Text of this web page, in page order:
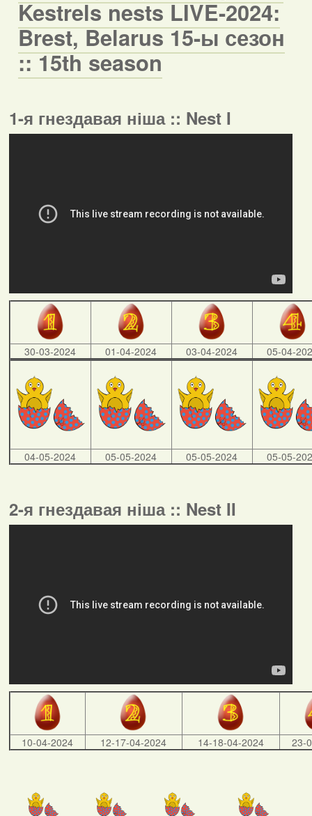
Kestrels nests LIVE-2024:
Brest, Belarus 15-ы сезон
:: 15th season
1-я гнездавая ніша :: Nest I
30-03-2024 01-04-2024 03-04-2024 05-04-
04-05-2024 05-05-2024 05-05-2024 05-05-
2-я гнездавая ніша :: Nest II
10-04-2024 12-17-04-2024 14-18-04-2024 23-